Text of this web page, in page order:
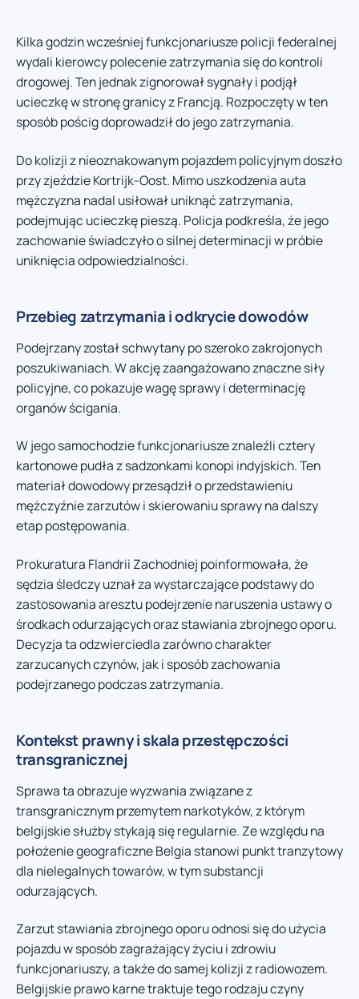
Kilka godzin wcześniej funkcjonariusze policji federalnej
wydali kierowcy polecenie zatrzymania się do kontroli
drogowej. Ten jednak zignorował sygnały i podjął
ucieczkę w stronę granicy z Francją. Rozpoczęty w ten
sposób pościg doprowadził do jego zatrzymania.
Do kolizji z nieoznakowanym pojazdem policyjnym doszło
przy zjeździe Kortrijk-Oost. Mimo uszkodzenia auta
mężczyzna nadal usiłował uniknąć zatrzymania,
podejmując ucieczkę pieszą. Policja podkreśla, że jego
zachowanie świadczyło o silnej determinacji w próbie
uniknięcia odpowiedzialności.
Przebieg zatrzymania i odkrycie dowodów
Podejrzany został schwytany po szeroko zakrojonych
poszukiwaniach. W akcję zaangażowano znaczne siły
policyjne, co pokazuje wagę sprawy i determinację
organów ścigania.
W jego samochodzie funkcjonariusze znaleźli cztery
kartonowe pudła z sadzonkami konopi indyjskich. Ten
materiał dowodowy przesądził o przedstawieniu
mężczyźnie zarzutów i skierowaniu sprawy na dalszy
etap postępowania.
Prokuratura Flandrii Zachodniej poinformowała, że
sędzia śledczy uznał za wystarczające podstawy do
zastosowania aresztu podejrzenie naruszenia ustawy o
środkach odurzających oraz stawiania zbrojnego oporu.
Decyzja ta odzwierciedla zarówno charakter
zarzucanych czynów, jak i sposób zachowania
podejrzanego podczas zatrzymania.
Kontekst prawny i skala przestępczości
transgranicznej
Sprawa ta obrazuje wyzwania związane z
transgranicznym przemytem narkotyków, z którym
belgijskie służby stykają się regularnie. Ze względu na
położenie geograficzne Belgia stanowi punkt tranzytowy
dla nielegalnych towarów, w tym substancji
odurzających.
Zarzut stawiania zbrojnego oporu odnosi się do użycia
pojazdu w sposób zagrażający życiu i zdrowiu
funkcjonariuszy, a także do samej kolizji z radiowozem.
Belgijskie prawo karne traktuje tego rodzaju czyny